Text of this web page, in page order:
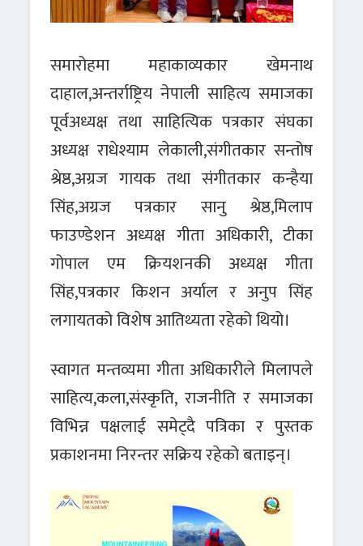
समारोहमा महाकाव्यकार खेमनाथ
दाहाल,अन्तर्राष्ट्रिय नेपाली साहित्य समाजका
पूर्वअध्यक्ष तथा साहित्यिक पत्रकार संघका
अध्यक्ष राधेश्याम लेकाली,संगीतकार सन्तोष
श्रेष्ठ,अग्रज गायक तथा संगीतकार कन्हैया
सिंह,अग्रज पत्रकार सानु श्रेष्ठ,मिलाप
फाउण्डेशन अध्यक्ष गीता अधिकारी, टीका
गोपाल एम क्रियशनकी अध्यक्ष गीता
सिंह,पत्रकार किशन अर्याल र अनुप सिंह
लगायतको विशेष आतिथ्यता रहेको थियो।
स्वागत मन्तव्यमा गीता अधिकारीले मिलापले
साहित्य,कला,संस्कृति, राजनीति र समाजका
विभिन्न पक्षलाई समेट्दै पत्रिका र पुस्तक
प्रकाशनमा निरन्तर सक्रिय रहेको बताइन्।